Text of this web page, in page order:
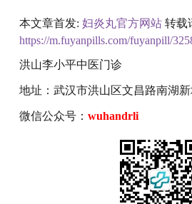
本文章首发: 妇炎丸官方网站 转载
https://m.fuyanpills.com/fuyanpill/
洪山李小平中医门诊
地址：武汉市洪山区文昌路南湖新
微信公众号： wuhandrli